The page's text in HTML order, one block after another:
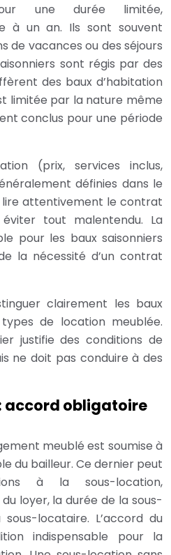
une durée limitée,
à un an. Ils sont souvent
de vacances ou des séjours
sont régis par des
des baux d’habitation
limitée par la nature même
conclus pour une période
(prix, services inclus,
définies dans le
attentivement le contrat
tout malentendu. La
pour les baux saisonniers
la nécessité d’un contrat
clairement les baux
de location meublée.
justifie des conditions de
ne doit pas conduire à des
accord obligatoire
meublé est soumise à
du bailleur. Ce dernier peut
à la sous-location,
loyer, la durée de la sous-
locataire. L’accord du
indispensable pour la